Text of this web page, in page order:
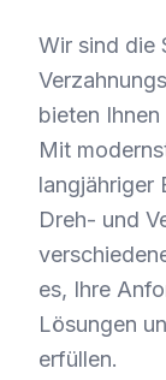
Wir sind die
bieten
Mit
langjähriger
Dreh- und
es, Ihre
Lösungen
erfüllen.